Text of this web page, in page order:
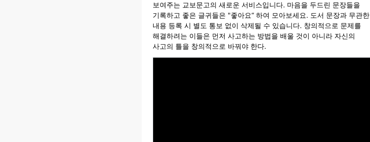
보여주는 교보문고의 새로운 서비스입니다. 마음을 두드린 문장들을
기록하고 좋은 글귀들은 "좋아요“ 하여 모아보세요. 도서 문장과 무관한
내용 등록 시 별도 통보 없이 삭제될 수 있습니다. 창의적으로 문제를
해결하려는 이들은 먼저 사고하는 방법을 배울 것이 아니라 자신의
사고의 틀을 창의적으로 바꿔야 한다.